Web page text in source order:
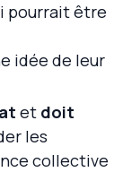
pourrait être
idée de leur
et doit
les
collective